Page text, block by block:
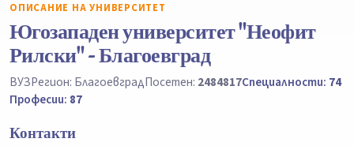
ОПИСАНИЕ НА УНИВЕРСИТЕТ
Югозападен университет "Неофит
Рилски" - Благоевград
ВУЗРегион: БлагоевградПосетен: 2484817Специалности: 74
Професии: 87
Контакти